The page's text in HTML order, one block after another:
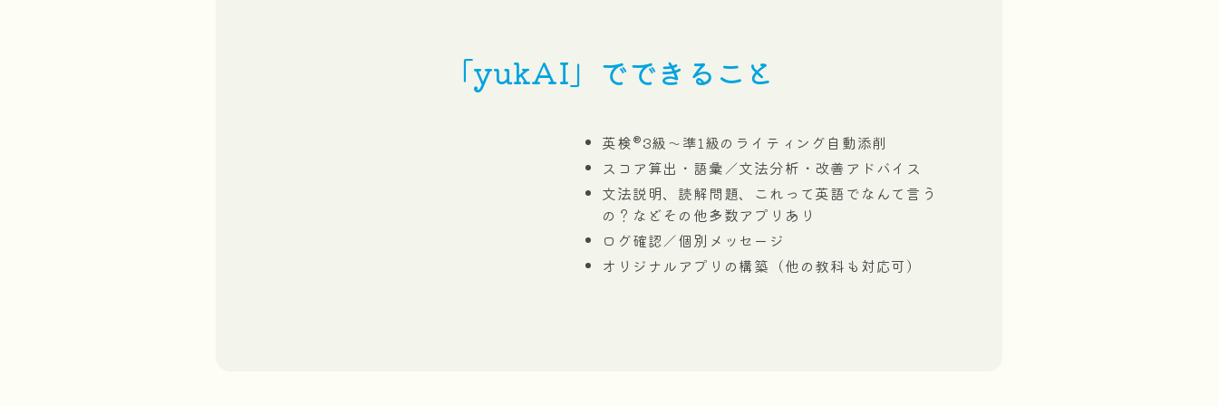
「yukAI」でできること
英検®3級～準1級のライティング自動添削
スコア算出・語彙／文法分析・改善アドバイス
文法説明、読解問題、これって英語でなんて言う
の？などその他多数アプリあり
ログ確認／個別メッセージ
オリジナルアプリの構築（他の教科も対応可）